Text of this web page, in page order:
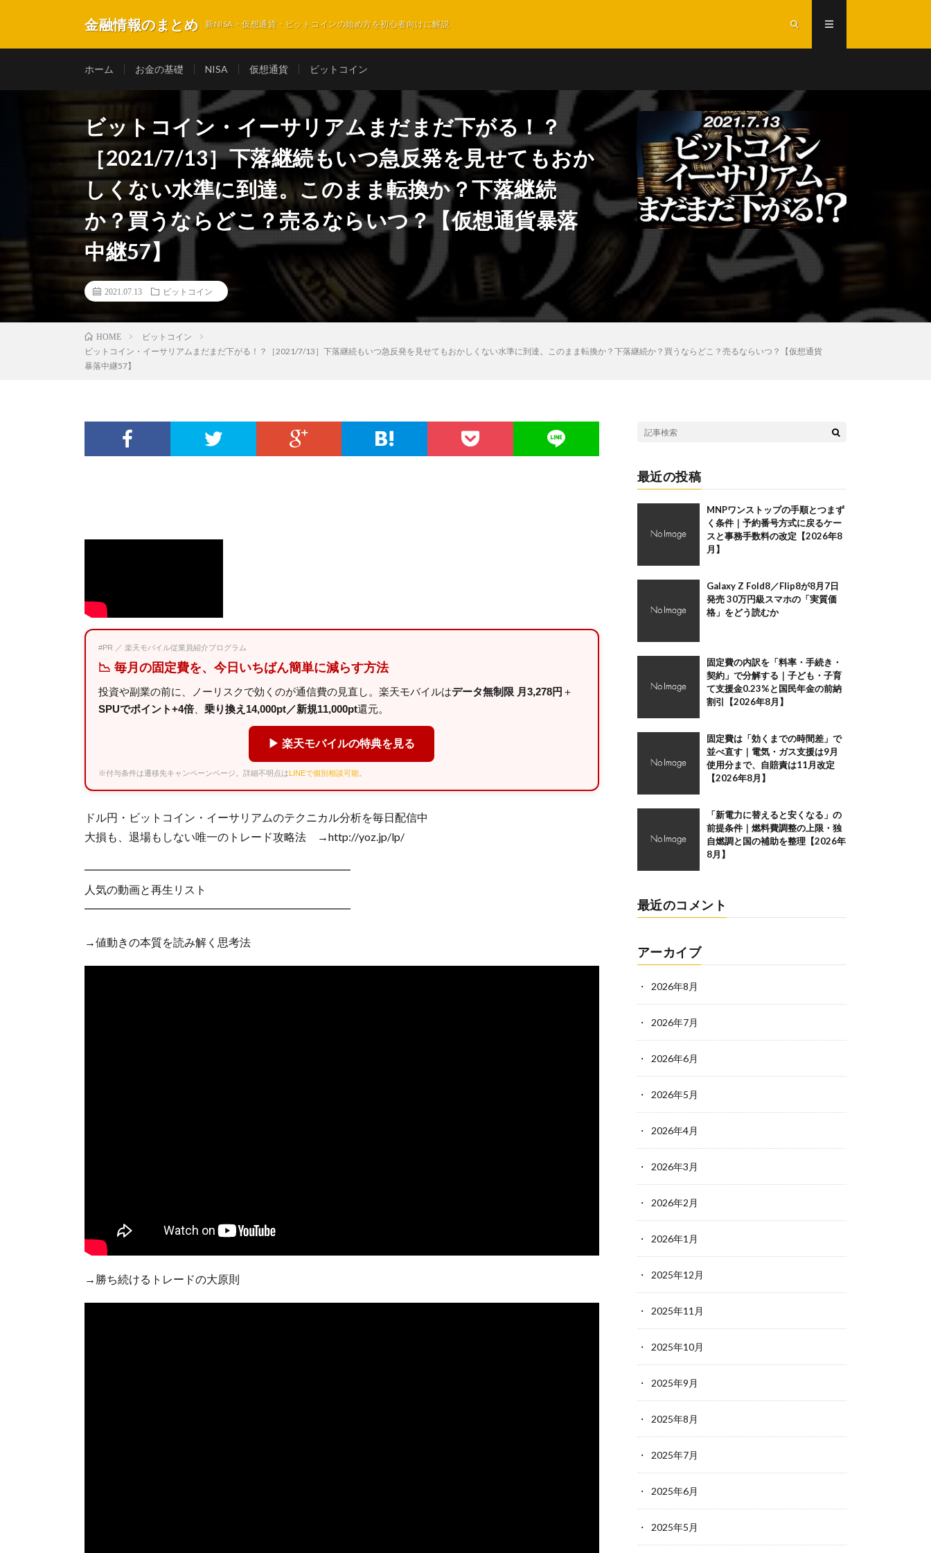
金融情報のまとめ 新NISA・仮想通貨・ビットコインの始め方を初心者向けに解説
ホーム お金の基礎 NISA 仮想通貨 ビットコイン
ビットコイン・イーサリアムまだまだ下がる！？
［2021/7/13］下落継続もいつ急反発を見せてもおか
しくない水準に到達。このまま転換か？下落継続
か？買うならどこ？売るならいつ？【仮想通貨暴落
中継57】
2021.07.13 ビットコイン
HOME
ビットコイン
ビットコイン・イーサリアムまだまだ下がる！？［2021/7/13］下落継続もいつ急反発を見せてもおかしくない水準に到達。このまま転換か？下落継続か？買うならどこ？売るならいつ？【仮想通貨
暴落中継57】
#PR ／ 楽天モバイル従業員紹介プログラム
📉 毎月の固定費を、今日いちばん簡単に減らす方法
投資や副業の前に、ノーリスクで効くのが通信費の見直し。楽天モバイルはデータ無制限 月3,278円 ＋
SPUでポイント+4倍
乗り換え14,000pt／新規11,000pt還元。
▶ 楽天モバイルの特典を見る
※付与条件は遷移先キャンペーンページ。詳細不明点はLINEで個別相談可能
ドル円・ビットコイン・イーサリアムのテクニカル分析を毎日配信中
大損も、退場もしない唯一のトレード攻略法 →http://yoz.jp/lp/
━━━━━━━━━━━━━━━━━━━━━━━━
人気の動画と再生リスト
━━━━━━━━━━━━━━━━━━━━━━━━
→値動きの本質を読み解く思考法
→勝ち続けるトレードの大原則
最近の投稿
MNPワンストップの手順とつまず
く条件｜予約番号方式に戻るケー
スと事務手数料の改定【2026年8
月】
Galaxy Z Fold8／Flip8が8月7日
発売 30万円級スマホの「実質価
格」をどう読むか
固定費の内訳を「料率・手続き・
契約」で分解する｜子ども・子育
て支援金0.23%と国民年金の前納
割引【2026年8月】
固定費は「効くまでの時間差」で
並べ直す｜電気・ガス支援は9月
使用分まで、自賠責は11月改定
【2026年8月】
「新電力に替えると安くなる」の
前提条件｜燃料費調整の上限・独
自燃調と国の補助を整理【2026年
8月】
最近のコメント
アーカイブ
2026年8月
2026年7月
2026年6月
2026年5月
2026年4月
2026年3月
2026年2月
2026年1月
2025年12月
2025年11月
2025年10月
2025年9月
2025年8月
2025年7月
2025年6月
2025年5月